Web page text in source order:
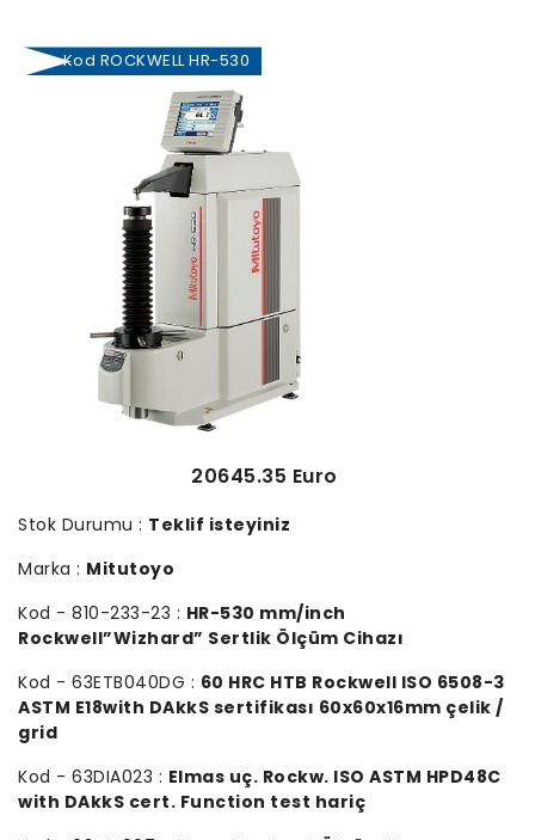
Kod ROCKWELL HR-530
20645.35 Euro
Stok Durumu : Teklif isteyiniz
Marka : Mitutoyo
Kod - 810-233-23 : HR-530 mm/inch
Rockwell”Wizhard” Sertlik Ölçüm Cihazı
Kod - 63ETB040DG : 60 HRC HTB Rockwell ISO 6508-3
ASTM E18with DAkkS sertifikası 60x60x16mm çelik /
grid
Kod - 63DIA023 : Elmas uç. Rockw. ISO ASTM HPD48C
with DAkkS cert. Function test hariç